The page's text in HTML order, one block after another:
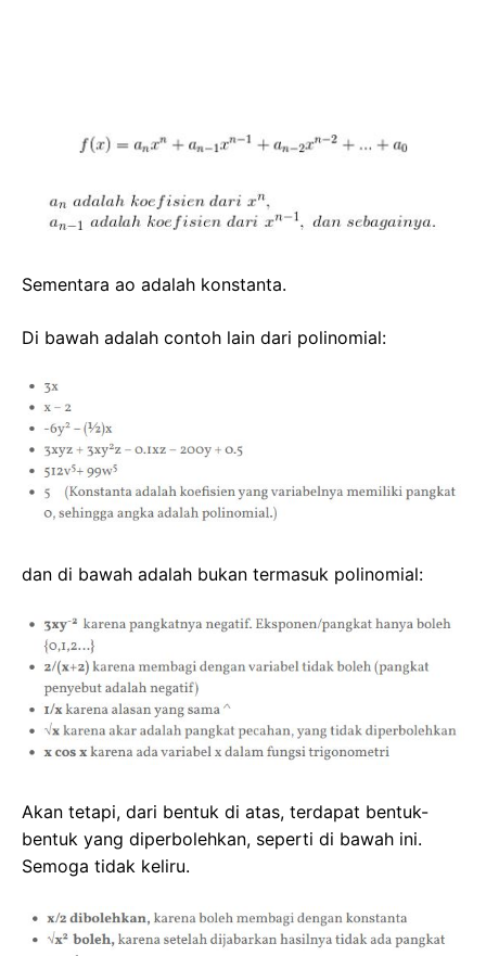
Sementara ao adalah konstanta.
Di bawah adalah contoh lain dari polinomial:
dan di bawah adalah bukan termasuk polinomial:
Akan tetapi, dari bentuk di atas, terdapat bentuk-
bentuk yang diperbolehkan, seperti di bawah ini.
Semoga tidak keliru.